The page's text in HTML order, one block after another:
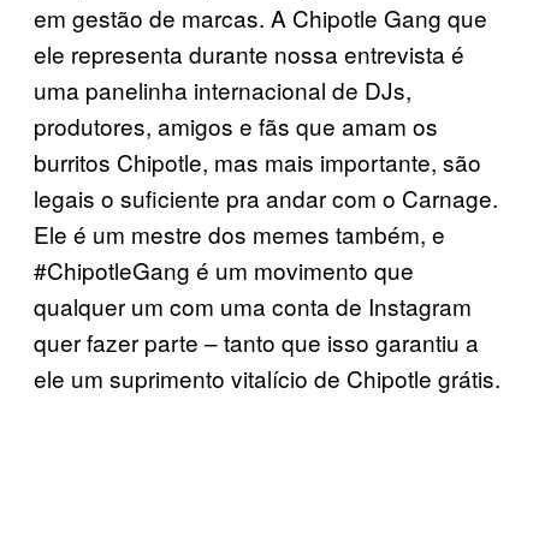
em gestão de marcas. A Chipotle Gang que
ele representa durante nossa entrevista é
uma panelinha internacional de DJs,
produtores, amigos e fãs que amam os
burritos Chipotle, mas mais importante, são
legais o suficiente pra andar com o Carnage.
Ele é um mestre dos memes também, e
#ChipotleGang é um movimento que
qualquer um com uma conta de Instagram
quer fazer parte – tanto que isso garantiu a
ele um suprimento vitalício de Chipotle grátis.